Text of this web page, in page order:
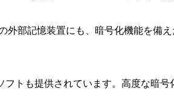
外部記憶装置にも、暗号化機能を備
フトも提供されています。高度な暗